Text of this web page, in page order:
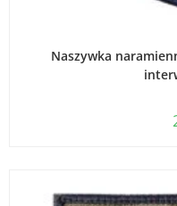
Naszywka